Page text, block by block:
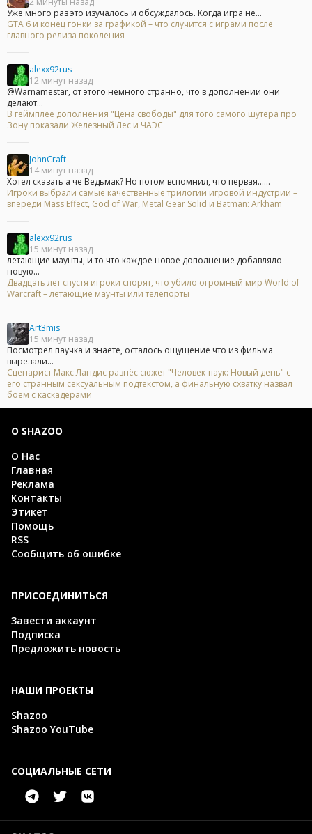
Уже много раз это изучалось и обсуждалось. Когда игра не...
GTA 6 и конец гонки за графикой – что случится с играми после
главного релиза поколения
alexx92rus
12 минут назад
@Warnamestar, от этого немного странно, что в дополнении они
делают...
В геймплее дополнения "Цена свободы" для того самого шутера про
Зону показали Железный Лес и ЧАЭС
JohnCraft
14 минут назад
Хотел сказать а че Ведьмак? Но потом вспомнил, что первая......
Игроки выбрали самые качественные трилогии игровой индустрии –
впереди Mass Effect, God of War, Metal Gear Solid и Batman: Arkham
alexx92rus
15 минут назад
летающие маунты, и то что каждое новое дополнение добавляло
новую...
Двадцать лет спустя игроки спорят, что убило огромный мир World of
Warcraft – летающие маунты или телепорты
Art3mis
15 минут назад
Посмотрел паучка и знаете, осталось ощущение что из фильма
вырезали...
Сценарист Макс Ландис разнёс сюжет "Человек-паук: Новый день" с
его странным сексуальным подтекстом, а финальную схватку назвал
боем с каскадёрами
О SHAZOO
О Нас
Главная
Реклама
Контакты
Этикет
Помощь
RSS
Сообщить об ошибке
ПРИСОЕДИНИТЬСЯ
Завести аккаунт
Подписка
Предложить новость
НАШИ ПРОЕКТЫ
Shazoo
Shazoo YouTube
СОЦИАЛЬНЫЕ СЕТИ